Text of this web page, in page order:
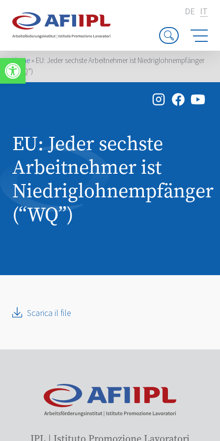
Apri la barra degli strumenti
DE IT
Home» EU: Jeder sechste Arbeitnehmer ist Niedriglohnempfänger
(“WQ”)
EU: Jeder sechste
Arbeitnehmer ist
Niedriglohnempfänger
(“WQ”)
Scarica il file